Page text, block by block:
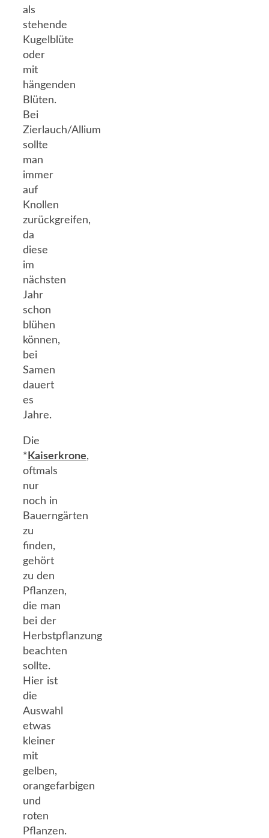
als
stehende
Kugelblüte
oder
mit
hängenden
Blüten.
Bei
Zierlauch/Allium
sollte
man
immer
auf
Knollen
zurückgreifen,
da
diese
im
nächsten
Jahr
schon
blühen
können,
bei
Samen
dauert
es
Jahre.
Die
* Kaiserkrone,
oftmals
nur
noch in
Bauerngärten
zu
finden,
gehört
zu den
Pflanzen,
die man
bei der
Herbstpflanzung
beachten
sollte.
Hier ist
die
Auswahl
etwas
kleiner
mit
gelben,
orangefarbigen
und
roten
Pflanzen.